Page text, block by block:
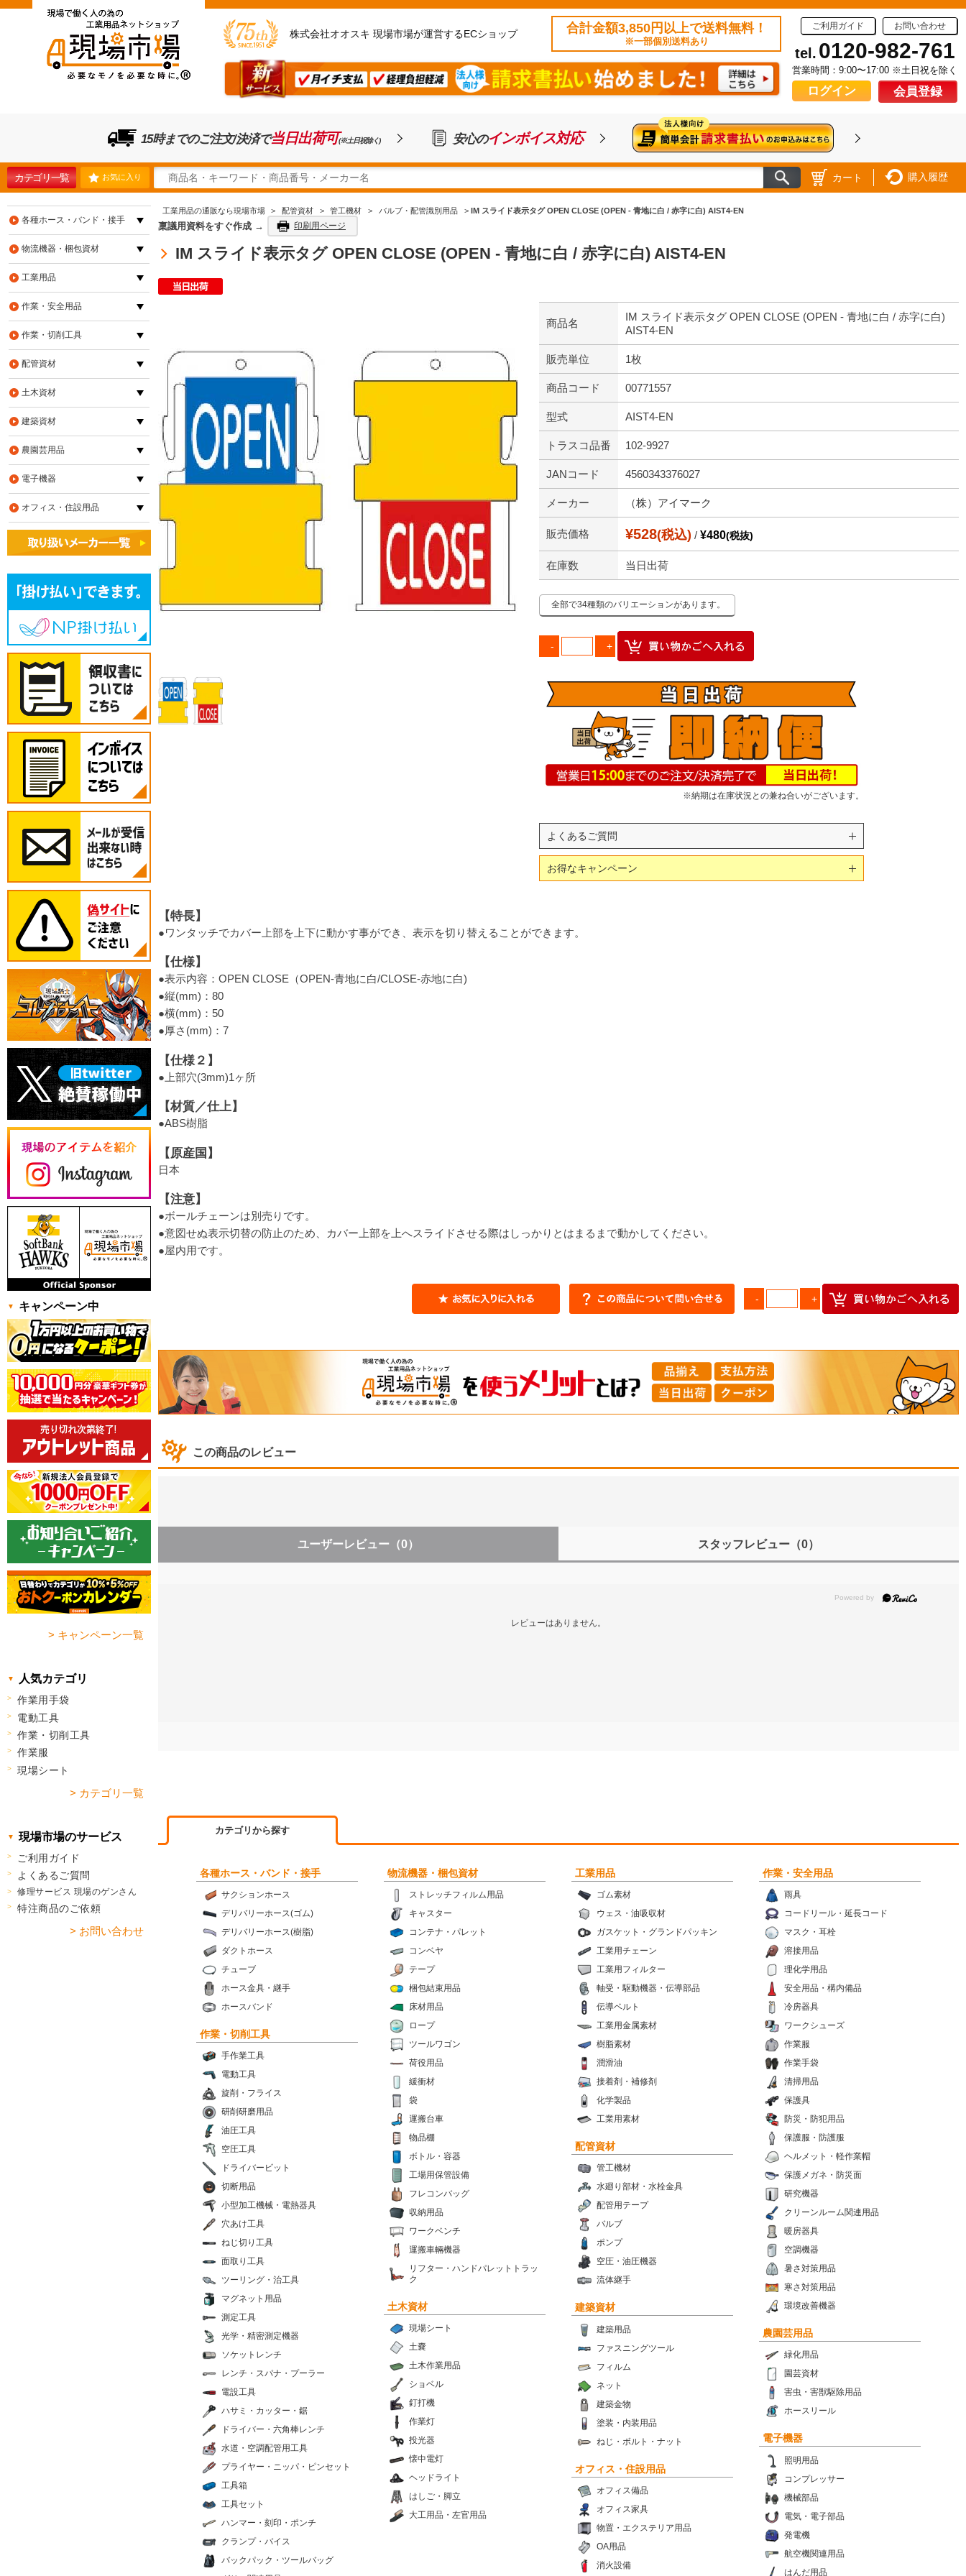
株式会社オオスキ 現場市場が運営するECショップ 合計金額3,850円以上で送料無料！
※一部個別送料あり
ご利用ガイド お問い合わせ
tel. 0120-982-761
営業時間：9:00〜17:00 ※土日祝を除く
ログイン 会員登録
15時までのご注文/決済で当日出荷可(※土日祝除く) 安心のインボイス対応
カテゴリ一覧 お気に入り カート 購入履歴
工業用品の通販なら現場市場 > 配管資材 > 管工機材 > バルブ・配管識別用品 > IM スライド表示タグ OPEN CLOSE (OPEN - 青地に白 / 赤字に白) AIST4-EN
稟議用資料をすぐ作成 → 印刷用ページ
IM スライド表示タグ OPEN CLOSE (OPEN - 青地に白 / 赤字に白) AIST4-EN
商品名
IM スライド表示タグ OPEN CLOSE (OPEN - 青地に白 / 赤字に白)
AIST4-EN
販売単位 1枚
商品コード 00771557
型式 AIST4-EN
トラスコ品番 102-9927
JANコード 4560343376027
メーカー （株）アイマーク
販売価格 ¥528(税込) / ¥480(税抜)
在庫数 当日出荷
全部で34種類のバリエーションがあります。
※納期は在庫状況との兼ね合いがございます。
よくあるご質問
お得なキャンペーン
【特長】
●ワンタッチでカバー上部を上下に動かす事ができ、表示を切り替えることができます。
【仕様】
●表示内容：OPEN CLOSE（OPEN-青地に白/CLOSE-赤地に白)
●縦(mm)：80
●横(mm)：50
●厚さ(mm)：7
【仕様２】
●上部穴(3mm)1ヶ所
【材質／仕上】
●ABS樹脂
【原産国】
日本
【注意】
●ボールチェーンは別売りです。
●意図せぬ表示切替の防止のため、カバー上部を上へスライドさせる際はしっかりとはまるまで動かしてください。
●屋内用です。
この商品のレビュー
ユーザーレビュー （0） スタッフレビュー （0）
レビューはありません。
カテゴリから探す
各種ホース・バンド・接手
サクションホース
デリバリーホース(ゴム)
デリバリーホース(樹脂)
ダクトホース
チューブ
ホース金具・継手
ホースバンド
物流機器・梱包資材
ストレッチフィルム用品
キャスター
コンテナ・パレット
コンベヤ
テープ
梱包結束用品
床材用品
ロープ
ツールワゴン
荷役用品
緩衝材
袋
運搬台車
物品棚
ボトル・容器
工場用保管設備
フレコンバッグ
収納用品
ワークベンチ
運搬車輛機器
リフター・ハンドパレットトラッ
ク
工業用品
ゴム素材
ウェス・油吸収材
ガスケット・グランドパッキン
工業用チェーン
工業用フィルター
軸受・駆動機器・伝導部品
伝導ベルト
工業用金属素材
樹脂素材
潤滑油
接着剤・補修剤
化学製品
工業用素材
作業・安全用品
雨具
コードリール・延長コード
マスク・耳栓
溶接用品
理化学用品
安全用品・構内備品
冷房器具
ワークシューズ
作業服
作業手袋
清掃用品
保護具
防災・防犯用品
保護服・防護服
ヘルメット・軽作業帽
保護メガネ・防災面
研究機器
クリーンルーム関連用品
暖房器具
空調機器
暑さ対策用品
寒さ対策用品
環境改善機器
作業・切削工具
手作業工具
電動工具
旋削・フライス
研削研磨用品
油圧工具
空圧工具
ドライバービット
切断用品
小型加工機械・電熱器具
穴あけ工具
ねじ切り工具
面取り工具
ツーリング・治工具
マグネット用品
測定工具
光学・精密測定機器
ソケットレンチ
レンチ・スパナ・プーラー
電設工具
ハサミ・カッター・鋸
ドライバー・六角棒レンチ
水道・空調配管用工具
プライヤー・ニッパ・ピンセット
工具箱
工具セット
ハンマー・刻印・ポンチ
クランプ・バイス
バックパック・ツールバッグ
配管資材
管工機材
水廻り部材・水栓金具
配管用テープ
バルブ
ポンプ
空圧・油圧機器
流体継手
土木資材
現場シート
土嚢
土木作業用品
ショベル
釘打機
作業灯
投光器
懐中電灯
ヘッドライト
はしご・脚立
大工用品・左官用品
建築資材
建築用品
ファスニングツール
フィルム
ネット
建築金物
塗装・内装用品
ねじ・ボルト・ナット
農園芸用品
緑化用品
園芸資材
害虫・害獣駆除用品
ホースリール
電子機器
照明用品
コンプレッサー
機械部品
電気・電子部品
発電機
航空機関連用品
はんだ用品
オフィス・住設用品
オフィス備品
オフィス家具
物置・エクステリア用品
OA用品
消火設備
各種ホース・バンド・接手
物流機器・梱包資材
工業用品
作業・安全用品
作業・切削工具
配管資材
土木資材
建築資材
農園芸用品
電子機器
オフィス・住設用品
キャンペーン中
> キャンペーン一覧
人気カテゴリ
作業用手袋
電動工具
作業・切削工具
作業服
現場シート
> カテゴリ一覧
現場市場のサービス
ご利用ガイド
よくあるご質問
修理サービス 現場のゲンさん
特注商品のご依頼
> お問い合わせ